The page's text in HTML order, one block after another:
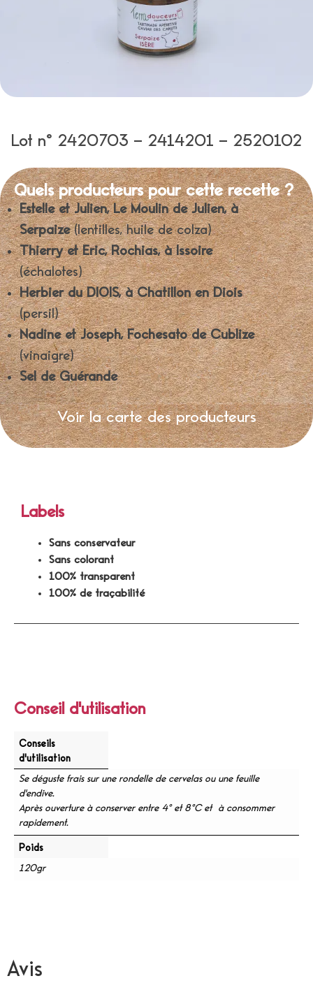
Lot n° 2420703 – 2414201 – 2520102
Quels producteurs pour cette recette ?
Estelle et Julien, Le Moulin de Julien, à
Serpaize(lentilles, huile de colza)
Thierry et Eric, Rochias, à Issoire
(échalotes)
Herbier du DIOIS, à Chatillon en Diois
(persil)
Nadine et Joseph, Fochesato de Cublize
(vinaigre)
Sel de Guérande
Voir la carte des producteurs
Conseil d'utilisation
Conseils
d'utilisation
Se déguste frais sur une rondelle de cervelas ou une feuille
d'endive.
Après ouverture à conserver entre 4° et 8°C et à consommer
rapidement.
Poids
120gr
Labels
Sans conservateur
Sans colorant
100% transparent
100% de traçabilité
Avis